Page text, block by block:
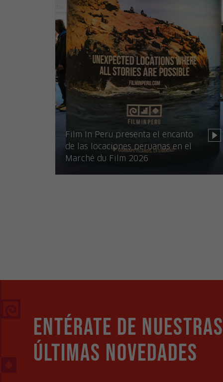
Film In Peru presenta el encanto
de las locaciones peruanas en el
Marché du Film 2026
Entérate de
últimas novedades